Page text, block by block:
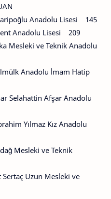
Anadolu Lisesi 145
Anadolu Lisesi 209
Mesleki ve Teknik Anadolu
Anadolu İmam Hatip
Selahattin Afşar Anadolu
Yılmaz Kız Anadolu
Mesleki ve Teknik
Uzun Mesleki ve